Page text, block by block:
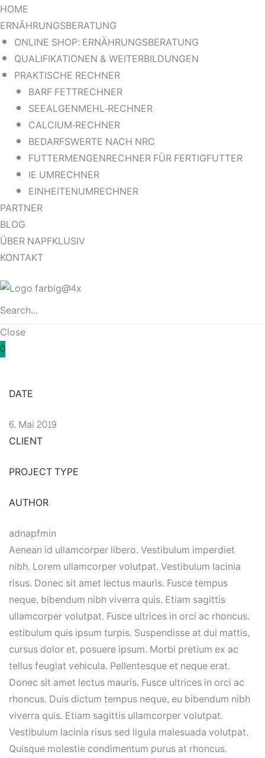
HOME
ERNÄHRUNGSBERATUNG
ONLINE SHOP: ERNÄHRUNGSBERATUNG
QUALIFIKATIONEN & WEITERBILDUNGEN
PRAKTISCHE RECHNER
BARF FETTRECHNER
SEEALGENMEHL-RECHNER
CALCIUM-RECHNER
BEDARFSWERTE NACH NRC
FUTTERMENGENRECHNER FÜR FERTIGFUTTER
IE UMRECHNER
EINHEITENUMRECHNER
PARTNER
BLOG
ÜBER NAPFKLUSIV
KONTAKT
Close
0
DATE
6. Mai 2019
CLIENT
PROJECT TYPE
AUTHOR
adnapfmin
Aenean id ullamcorper libero. Vestibulum imperdiet
nibh. Lorem ullamcorper volutpat. Vestibulum lacinia
risus. Donec sit amet lectus mauris. Fusce tempus
neque, bibendum nibh viverra quis. Etiam sagittis
ullamcorper volutpat. Fusce ultrices in orci ac rhoncus.
estibulum quis ipsum turpis. Suspendisse at dui mattis,
cursus dolor et, posuere ipsum. Morbi pretium ex ac
tellus feugiat vehicula. Pellentesque et neque erat.
Donec sit amet lectus mauris. Fusce ultrices in orci ac
rhoncus. Duis dictum tempus neque, eu bibendum nibh
viverra quis. Etiam sagittis ullamcorper volutpat.
Vestibulum lacinia risus sed ligula malesuada volutpat.
Quisque molestie condimentum purus at rhoncus.